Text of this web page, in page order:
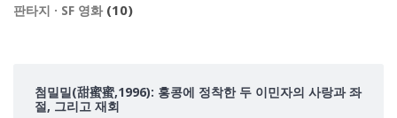
판타지 · SF 영화(10)
첨밀밀(甜蜜蜜,1996): 홍콩에 정착한 두 이민자의 사랑과 좌
절, 그리고 재회